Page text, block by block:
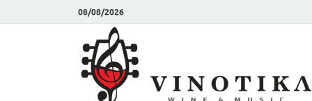
08/08/2026